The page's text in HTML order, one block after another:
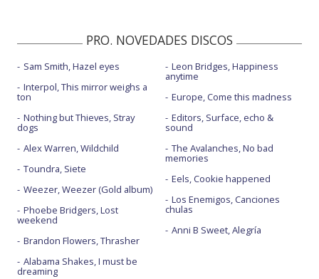
PRO. NOVEDADES DISCOS
Sam Smith, Hazel eyes
Interpol, This mirror weighs a
ton
Nothing but Thieves, Stray
dogs
Alex Warren, Wildchild
Toundra, Siete
Weezer, Weezer (Gold album)
Phoebe Bridgers, Lost
weekend
Brandon Flowers, Thrasher
Alabama Shakes, I must be
dreaming
Leon Bridges, Happiness
anytime
Europe, Come this madness
Editors, Surface, echo &
sound
The Avalanches, No bad
memories
Eels, Cookie happened
Los Enemigos, Canciones
chulas
Anni B Sweet, Alegría